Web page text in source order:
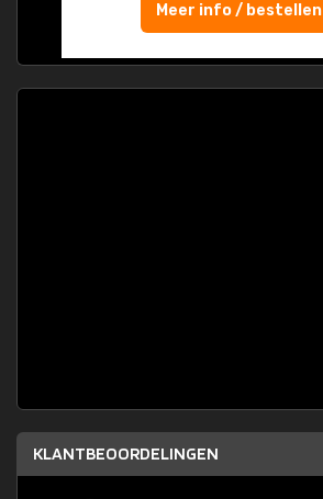
Meer info / bestellen
KLANTBEOORDELINGEN